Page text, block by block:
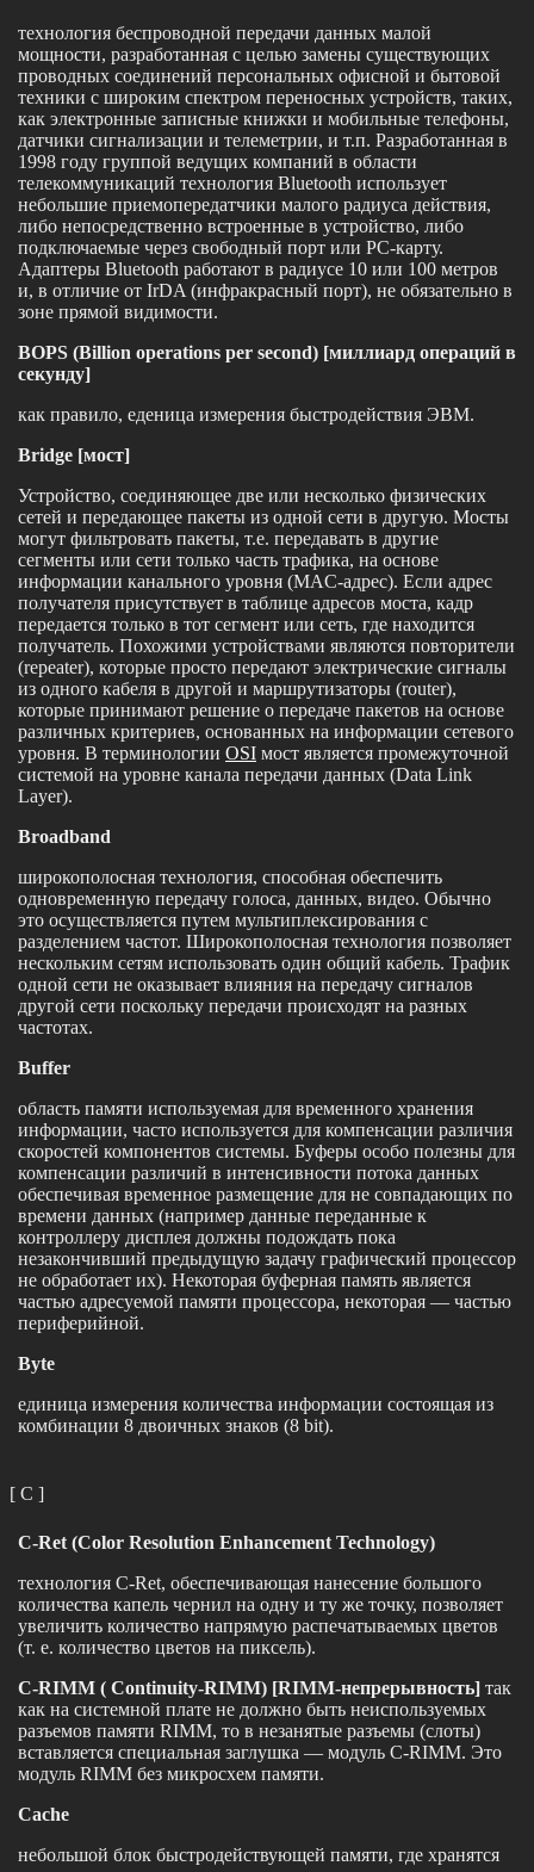
технология беспроводной передачи данных малой
мощности, разработанная с целью замены существующих
проводных соединений персональных офисной и бытовой
техники с широким спектром переносных устройств, таких,
как электронные записные книжки и мобильные телефоны,
датчики сигнализации и телеметрии, и т.п. Разработанная в
1998 году группой ведущих компаний в области
телекоммуникаций технология Bluetooth использует
небольшие приемопередатчики малого радиуса действия,
либо непосредственно встроенные в устройство, либо
подключаемые через свободный порт или PC-карту.
Адаптеры Bluetooth работают в радиусе 10 или 100 метров
и, в отличие от IrDA (инфракрасный порт), не обязательно в
зоне прямой видимости.
BOPS (Billion operations per second) [миллиард операций в
секунду]
как правило, еденица измерения быстродействия ЭВМ.
Bridge [мост]
Устройство, соединяющее две или несколько физических
сетей и передающее пакеты из одной сети в другую. Мосты
могут фильтровать пакеты, т.е. передавать в другие
сегменты или сети только часть трафика, на основе
информации канального уровня (MAC-адрес). Если адрес
получателя присутствует в таблице адресов моста, кадр
передается только в тот сегмент или сеть, где находится
получатель. Похожими устройствами являются повторители
(repeater), которые просто передают электрические сигналы
из одного кабеля в другой и маршрутизаторы (router),
которые принимают решение о передаче пакетов на основе
различных критериев, основанных на информации сетевого
уровня. В терминологии OSI мост является промежуточной
системой на уровне канала передачи данных (Data Link
Layer).
Broadband
широкополосная технология, способная обеспечить
одновременную передачу голоса, данных, видео. Обычно
это осуществляется путем мультиплексирования с
разделением частот. Широкополосная технология позволяет
нескольким сетям использовать один общий кабель. Трафик
одной сети не оказывает влияния на передачу сигналов
другой сети поскольку передачи происходят на разных
частотах.
Buffer
область памяти используемая для временного хранения
информации, часто используется для компенсации различия
скоростей компонентов системы. Буферы особо полезны для
компенсации различий в интенсивности потока данных
обеспечивая временное размещение для не совпадающих по
времени данных (например данные переданные к
контроллеру дисплея должны подождать пока
незакончивший предыдущую задачу графический процессор
не обработает их). Некоторая буферная память является
частью адресуемой памяти процессора, некоторая — частью
периферийной.
Byte
единица измерения количества информации состоящая из
комбинации 8 двоичных знаков (8 bit).
[ C ]
C-Ret (Color Resolution Enhancement Technology)
технология C-Ret, обеспечивающая нанесение большого
количества капель чернил на одну и ту же точку, позволяет
увеличить количество напрямую распечатываемых цветов
(т. е. количество цветов на пиксель).
C-RIMM ( Continuity-RIMM) [RIMM-непрерывность] так
как на системной плате не должно быть неиспользуемых
разъемов памяти RIMM, то в незанятые разъемы (слоты)
вставляется специальная заглушка — модуль C-RIMM. Это
модуль RIMM без микросхем памяти.
Cache
небольшой блок быстродействующей памяти, где хранятся